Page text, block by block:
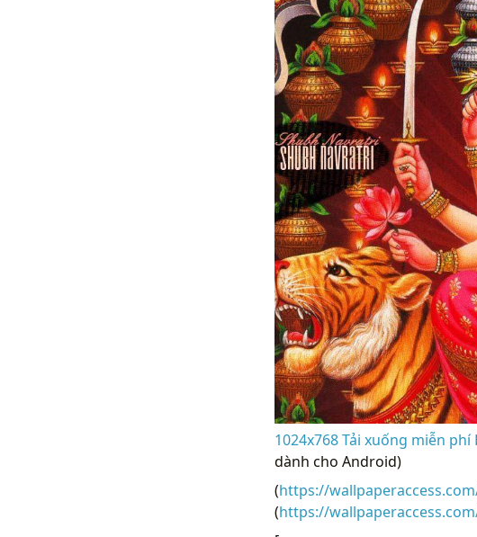
1024x768 Tải xuống miễn
dành cho Android)
(https://
(https://